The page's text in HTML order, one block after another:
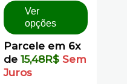
5
Ver
opções
Parcele em 6x
de15,48R$ Sem
Juros